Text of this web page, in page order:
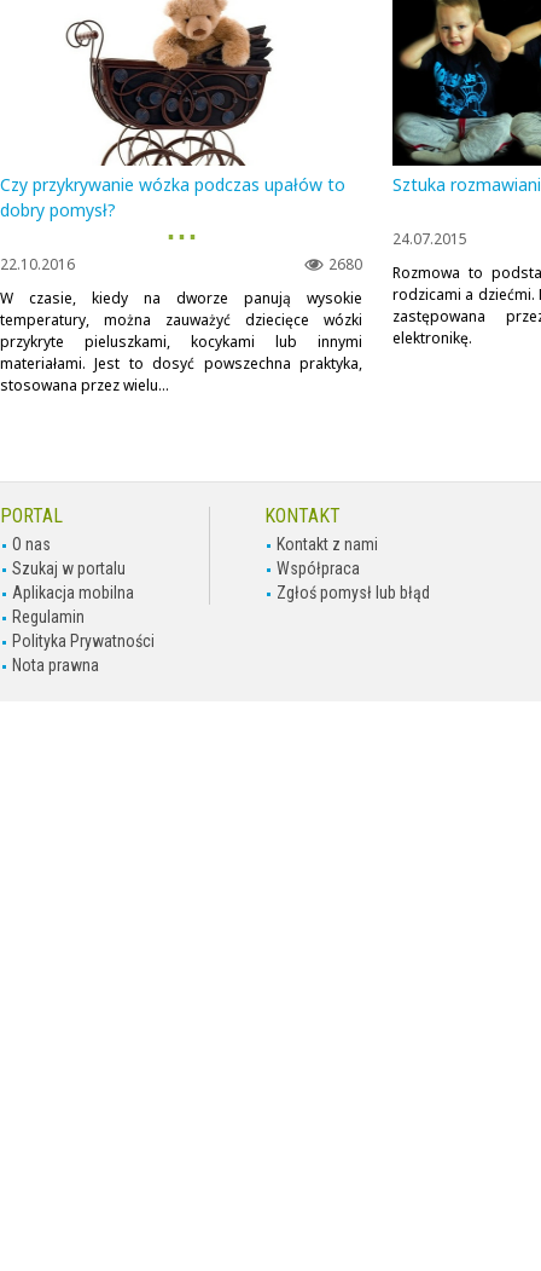
Czy przykrywanie wózka podczas upałów to
dobry pomysł?
▪ ▪ ▪
2680
22.10.2016
W czasie, kiedy na dworze panują wysokie
temperatury, można zauważyć dziecięce wózki
przykryte pieluszkami, kocykami lub innymi
materiałami. Jest to dosyć powszechna praktyka,
stosowana przez wielu...
Sztuka
24.07.2015
Rozmowa to
rodzicami a dziećmi.
zastępowana
elektronikę.
PORTAL
O nas
Szukaj w portalu
Aplikacja mobilna
Regulamin
Polityka Prywatności
Nota prawna
KONTAKT
Kontakt z nami
Współpraca
Zgłoś pomysł lub błąd